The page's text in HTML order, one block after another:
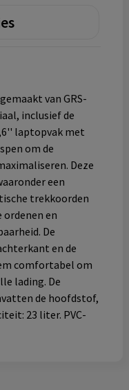
van GRS-
inclusief de
laptopvak met
om de
Deze
een
trekkoorden
en
De
en de
comfortabel om
lading. De
de hoofdstof,
23 liter. PVC-